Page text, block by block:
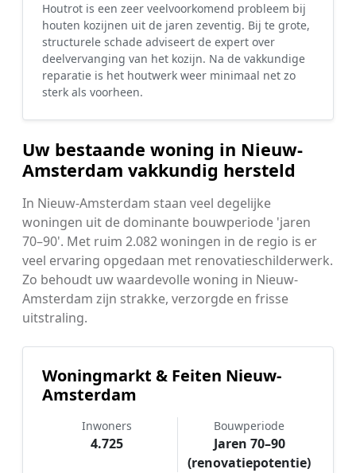
Houtrot is een zeer veelvoorkomend probleem bij
houten kozijnen uit de jaren zeventig. Bij te grote,
structurele schade adviseert de expert over
deelvervanging van het kozijn. Na de vakkundige
reparatie is het houtwerk weer minimaal net zo
sterk als voorheen.
Uw bestaande woning in Nieuw-
Amsterdam vakkundig hersteld
In Nieuw-Amsterdam staan veel degelijke
woningen uit de dominante bouwperiode 'jaren
70–90'. Met ruim 2.082 woningen in de regio is er
veel ervaring opgedaan met renovatieschilderwerk.
Zo behoudt uw waardevolle woning in Nieuw-
Amsterdam zijn strakke, verzorgde en frisse
uitstraling.
Woningmarkt & Feiten Nieuw-
Amsterdam
Inwoners
4.725
Bouwperiode
Jaren 70–90
(renovatiepotentie)